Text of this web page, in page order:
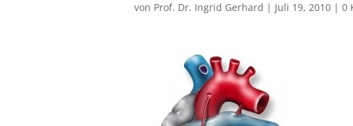
von Prof. Dr. Ingrid Gerhard | Juli 19, 2010| 0